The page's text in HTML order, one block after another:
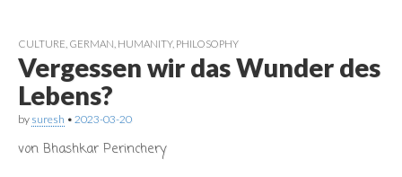
CULTURE GERMAN HUMANITY, PHILOSOPHY
Vergessen wir das Wunder des
Lebens?
by suresh • 2023-03-20
von Bhashkar Perinchery